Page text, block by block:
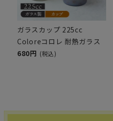
ガラスカップ 225cc
Coloreコロレ 耐熱ガラス
680円 (税込)